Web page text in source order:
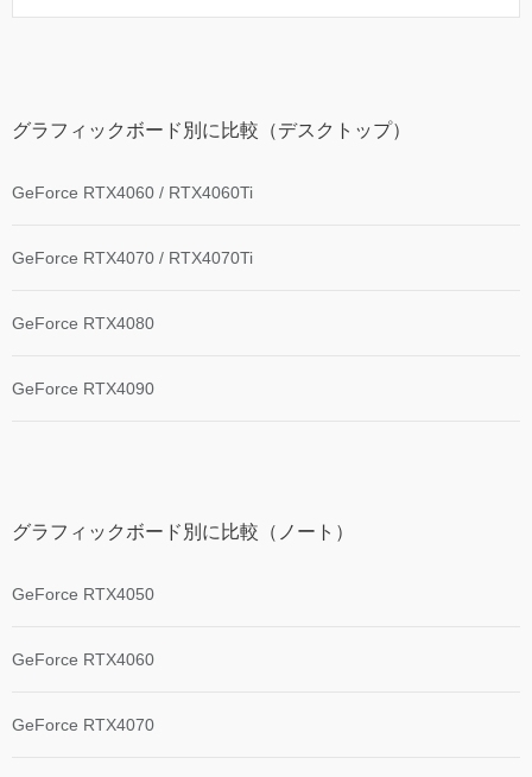
グラフィックボード別に比較（デスクトップ）
GeForce RTX4060 / RTX4060Ti
GeForce RTX4070 / RTX4070Ti
GeForce RTX4080
GeForce RTX4090
グラフィックボード別に比較（ノート）
GeForce RTX4050
GeForce RTX4060
GeForce RTX4070